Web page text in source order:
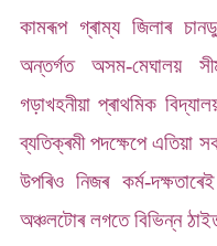
কামৰূপ গ্ৰাম্য জিলাৰ
অন্তৰ্গত অসম-মেঘালয়
গড়াখহনীয়া প্ৰাথমিক
ব্যতিক্ৰমী পদক্ষেপে এতিয়া
উপৰিও নিজৰ কৰ্ম-
অঞ্চলটোৰ লগতে বিভিন্ন